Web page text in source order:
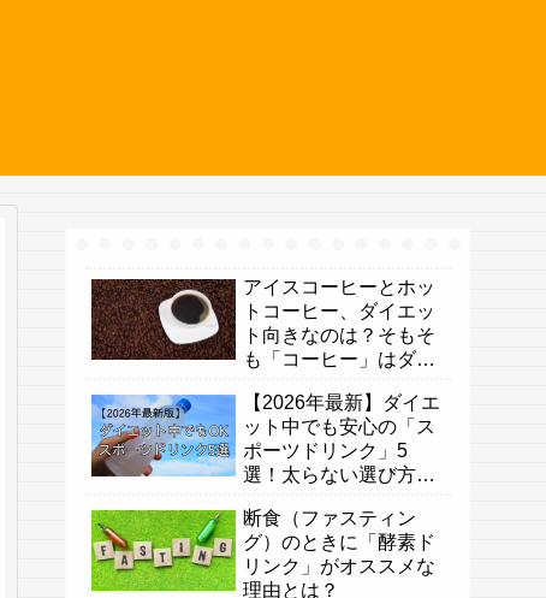
アイスコーヒーとホッ
トコーヒー、ダイエッ
ト向きなのは？そもそ
も「コーヒー」はダイ
【2026年最新】ダイエ
ット中でも安心の「ス
ポーツドリンク」5
選！太らない選び方と
断食（ファスティン
グ）のときに「酵素ド
リンク」がオススメな
理由とは？